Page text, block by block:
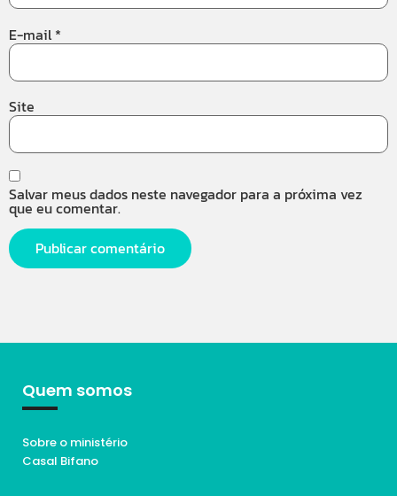
E-mail *
Site
Salvar meus dados neste navegador para a próxima vez
que eu comentar.
Quem somos
Sobre o ministério
Casal Bifano